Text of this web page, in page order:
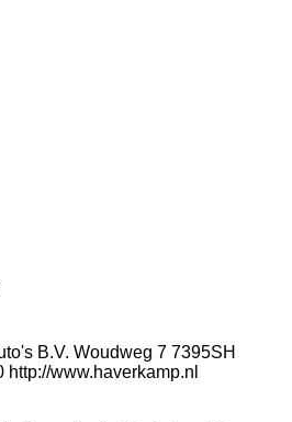
B.V. Woudweg 7 7395SH
www.haverkamp.nl